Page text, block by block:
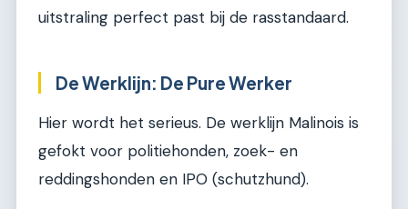
uitstraling perfect past bij de rasstandaard.
De Werklijn: De Pure Werker
Hier wordt het serieus. De werklijn Malinois is
gefokt voor politiehonden, zoek- en
reddingshonden en IPO (schutzhund).